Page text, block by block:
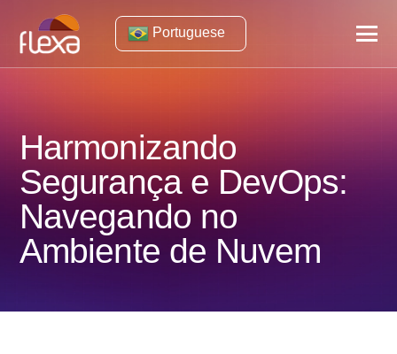
Portuguese
Harmonizando
Segurança e DevOps:
Navegando no
Ambiente de Nuvem